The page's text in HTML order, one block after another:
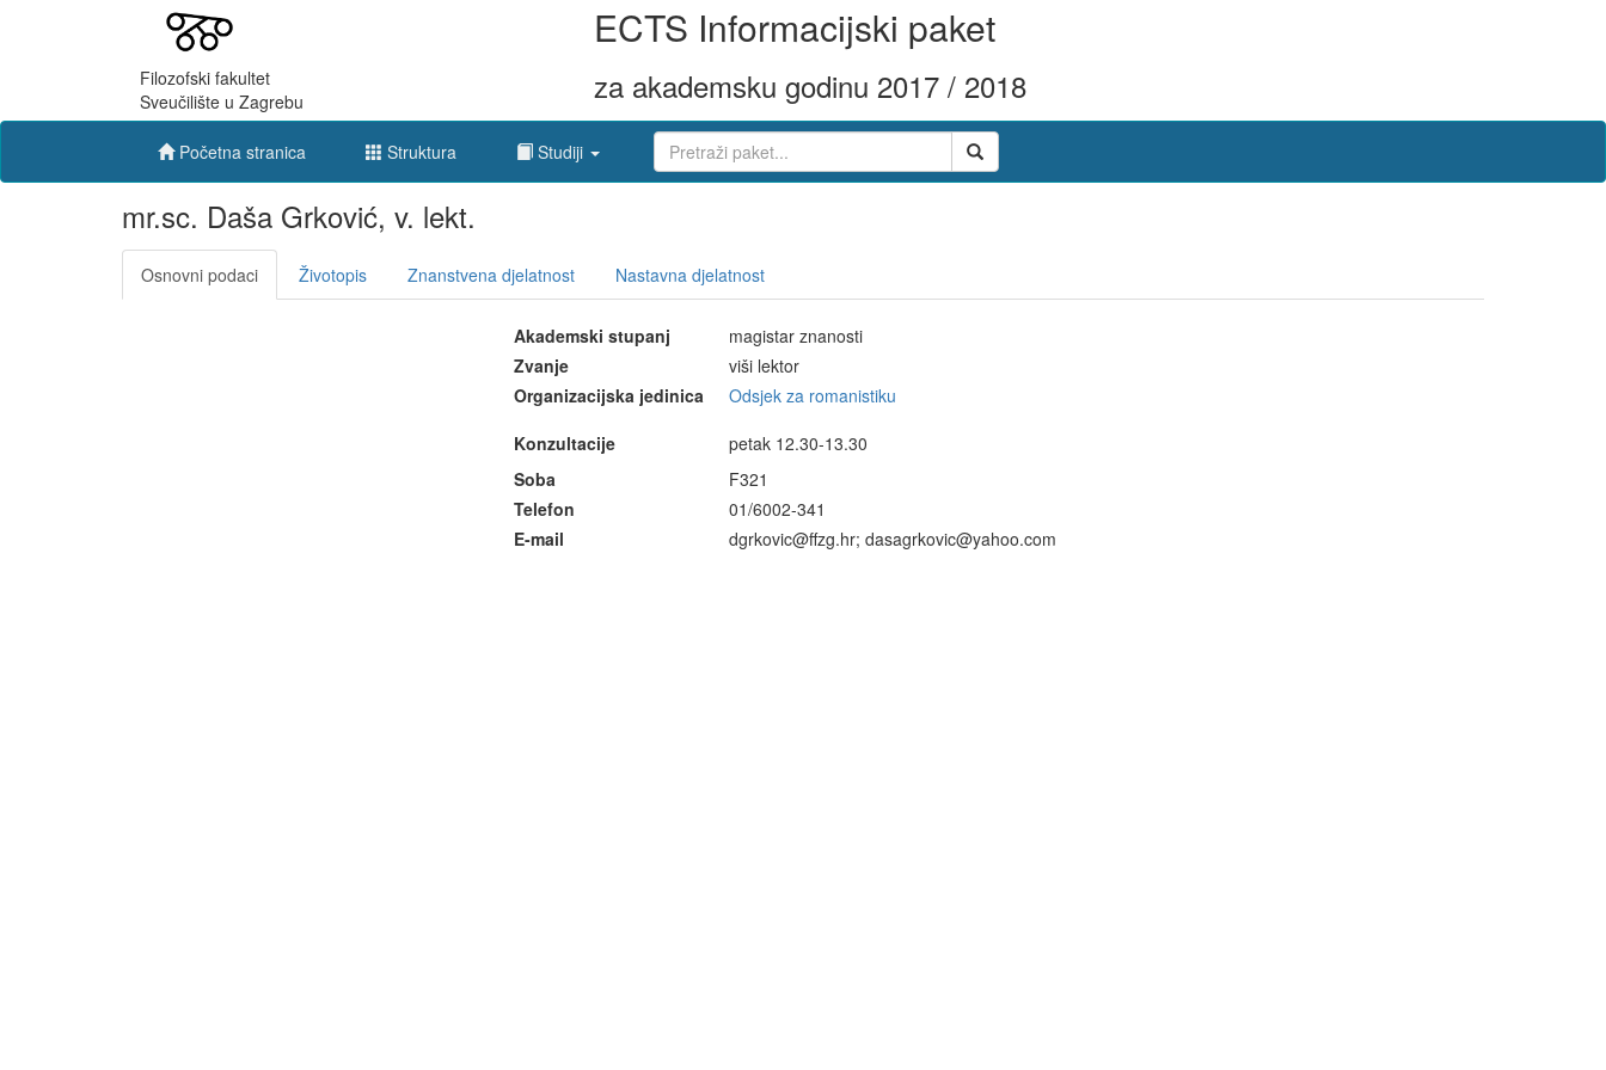
Filozofski fakultet
Sveučilište u Zagrebu
ECTS Informacijski paket
za akademsku godinu 2017 / 2018
Početna stranica Struktura Studiji
mr.sc. Daša Grković, v. lekt.
Osnovni podaci Životopis Znanstvena djelatnost Nastavna djelatnost
Akademski stupanj
magistar znanosti
Zvanje
viši lektor
Organizacijska jedinica
Odsjek za romanistiku
Konzultacije
petak 12.30-13.30
Soba
F321
Telefon
01/6002-341
E-mail
dgrkovic@ffzg.hr; dasagrkovic@yahoo.com